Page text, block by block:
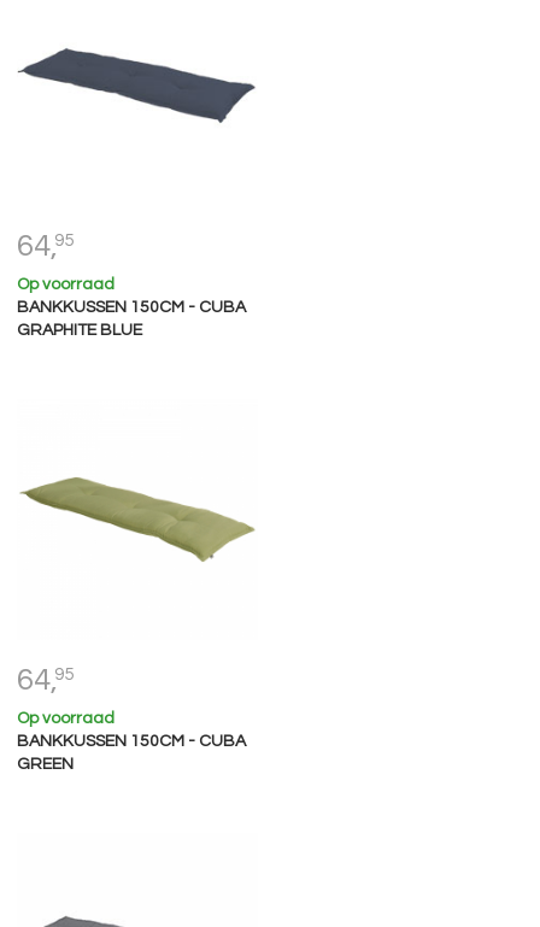
64,95
Op voorraad
BANKKUSSEN 150CM - CUBA
GRAPHITE BLUE
64,95
Op voorraad
BANKKUSSEN 150CM - CUBA
GREEN